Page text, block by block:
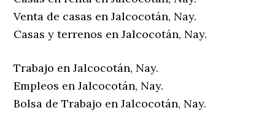
Venta de casas en Jalcocotán, Nay.
Casas y terrenos en Jalcocotán, Nay.
Trabajo en Jalcocotán, Nay.
Empleos en Jalcocotán, Nay.
Bolsa de Trabajo en Jalcocotán, Nay.